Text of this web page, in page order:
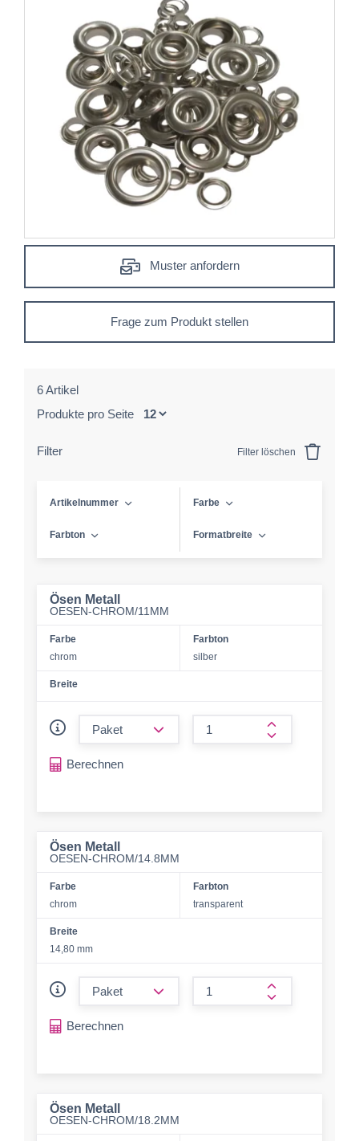
Muster anfordern
Frage zum Produkt stellen
6 Artikel
Produkte pro Seite
Filter Filter löschen
Artikelnummer Farbe
Farbton Formatbreite
Ösen Metall
OESEN-CHROM/11MM
Farbe
chrom
Farbton
silber
Breite
form.increase-
Berechnen
Ösen Metall
OESEN-CHROM/14.8MM
Farbe
chrom
Farbton
transparent
Breite
14,80 mm
form.increase-
Berechnen
Ösen Metall
OESEN-CHROM/18.2MM